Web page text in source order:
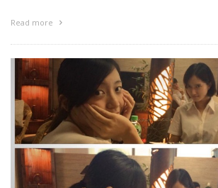
Read more